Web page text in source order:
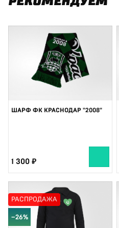
ШАРФ ФК КРАСНОДАР "2008"
1 300
РАСПРОДАЖА
−26%